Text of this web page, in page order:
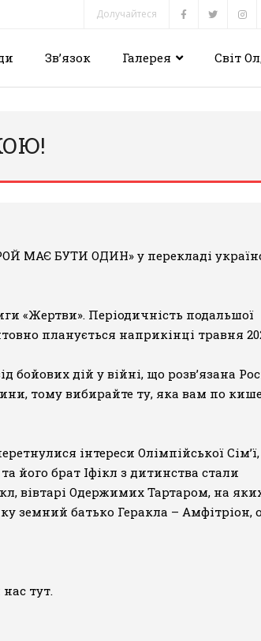
Долучайтеся
Зв’язок Галерея Світ
МАЄ БУТИ ОДИН»у перекладі
«Жертви». Періодичність подальшої
планується наприкінці травня
дій у війні, що розв’язана
тому вибирайте ту, яка вам по
інтереси Олімпійської Сім’ї,
його брат Іфікл з дитинства стали
вівтарі Одержимих Тартаром, на
земний батько Геракла – Амфітріон,
тут.